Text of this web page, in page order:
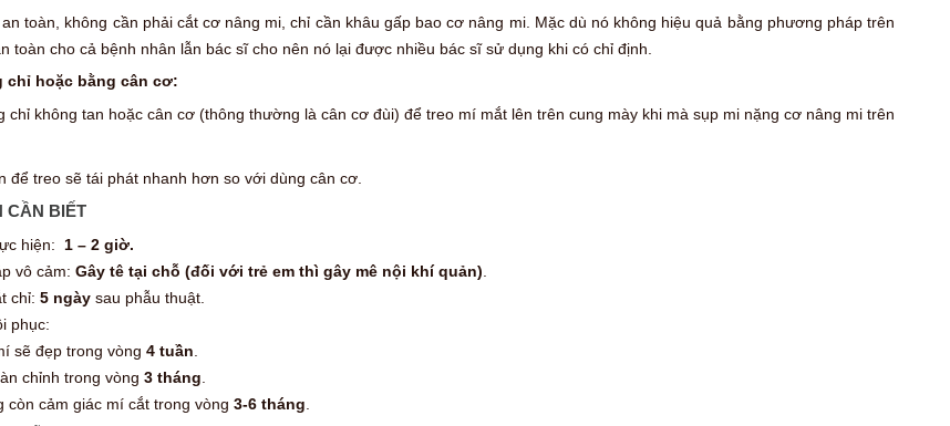
toàn, không cần phải cắt cơ nâng mi, chỉ cần khâu gấp bao cơ nâng mi. Mặc dù nó không hiệu quả bằng phương pháp trên
toàn cho cả bệnh nhân lẫn bác sĩ cho nên nó lại được nhiều bác sĩ sử dụng khi có chỉ định.
chỉ hoặc bằng cân cơ:
chỉ không tan hoặc cân cơ (thông thường là cân cơ đùi) để treo mí mắt lên trên cung mày khi mà sụp mi nặng cơ nâng mi trên
để treo sẽ tái phát nhanh hơn so với dùng cân cơ.
CẦN BIẾT
hiện: 1 – 2 giờ.
vô cảm: Gây tê tại chỗ (đối với trẻ em thì gây mê nội khí quản)
chỉ: 5 ngàysau phẫu thuật.
phục:
sẽ đẹp trong vòng 4 tuần
chỉnh trong vòng 3 tháng
còn cảm giác mí cắt trong vòng 3-6 tháng